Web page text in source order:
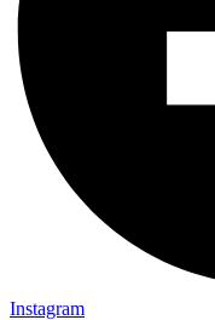
Instagram